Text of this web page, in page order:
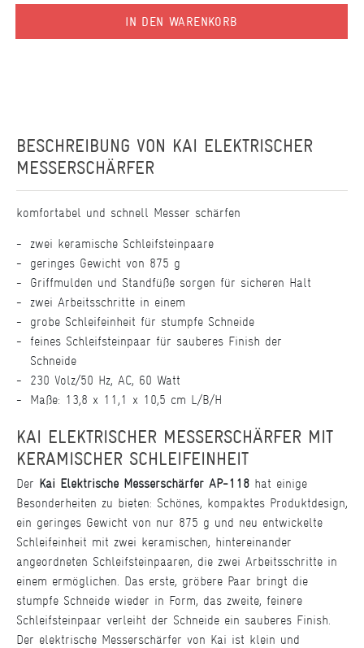
IN DEN WARENKORB
BESCHREIBUNG VON KAI ELEKTRISCHER
MESSERSCHÄRFER
komfortabel und schnell Messer schärfen
zwei keramische Schleifsteinpaare
geringes Gewicht von 875 g
Griffmulden und Standfüße sorgen für sicheren Halt
zwei Arbeitsschritte in einem
grobe Schleifeinheit für stumpfe Schneide
feines Schleifsteinpaar für sauberes Finish der
Schneide
230 Volz/50 Hz, AC, 60 Watt
Maße: 13,8 x 11,1 x 10,5 cm L/B/H
KAI ELEKTRISCHER MESSERSCHÄRFER MIT
KERAMISCHER SCHLEIFEINHEIT
Der Kai Elektrische Messerschärfer AP-118 hat einige
Besonderheiten zu bieten: Schönes, kompaktes Produktdesign,
ein geringes Gewicht von nur 875 g und neu entwickelte
Schleifeinheit mit zwei keramischen, hintereinander
angeordneten Schleifsteinpaaren, die zwei Arbeitsschritte in
einem ermöglichen. Das erste, gröbere Paar bringt die
stumpfe Schneide wieder in Form, das zweite, feinere
Schleifsteinpaar verleiht der Schneide ein sauberes Finish.
Der elektrische Messerschärfer von Kai ist klein und